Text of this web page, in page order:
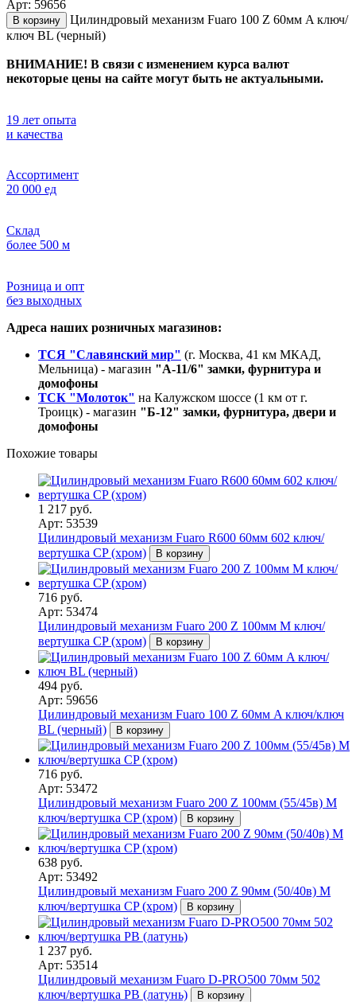
Арт: 59656
В корзину
Цилиндровый механизм Fuaro 100 Z 60мм A ключ/
ключ BL (черный)
ВНИМАНИЕ! В связи с изменением курса валют
некоторые цены на сайте могут быть не актуальными.
19 лет опыта
и качества
Ассортимент
20 000 ед
Склад
более 500 м
Розница и опт
без выходных
Адреса наших розничных магазинов:
ТСЯ "Славянский мир" (г. Москва, 41 км МКАД,
Мельница) - магазин "А-11/6" замки, фурнитура и
домофоны
ТСК "Молоток" на Калужском шоссе (1 км от г.
Троицк) - магазин "Б-12" замки, фурнитура, двери и
домофоны
Похожие товары
1 217 руб.
Арт: 53539
Цилиндровый механизм Fuaro R600 60мм 602 ключ/
вертушка CP (хром)
В корзину
716 руб.
Арт: 53474
Цилиндровый механизм Fuaro 200 Z 100мм M ключ/
вертушка CP (хром)
В корзину
494 руб.
Арт: 59656
Цилиндровый механизм Fuaro 100 Z 60мм A ключ/ключ
BL (черный)
В корзину
716 руб.
Арт: 53472
Цилиндровый механизм Fuaro 200 Z 100мм (55/45в) M
ключ/вертушка CP (хром)
В корзину
638 руб.
Арт: 53492
Цилиндровый механизм Fuaro 200 Z 90мм (50/40в) M
ключ/вертушка CP (хром)
В корзину
1 237 руб.
Арт: 53514
Цилиндровый механизм Fuaro D-PRO500 70мм 502
ключ/вертушка PB (латунь)
В корзину